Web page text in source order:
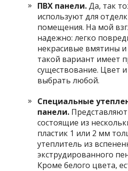
ПВХ панели.Да, так
используют для
помещения. На мой
надежно: легко
некрасивые вмятины
такой вариант имеет
существование. Цвет
выбрать любой.
Специальные
панели.
состоящие из
пластик 1 или 2 мм
утеплитель из
экструдированного
Кроме белого цвета,